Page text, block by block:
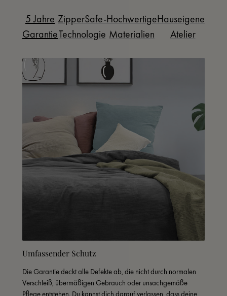
5 Jahre
Garantie
ZipperSafe-
Technologie
Hochwertige
Materialien
Hauseigenes
Atelier
Umfassender Schutz
Die Garantie deckt alle Defekte ab, die nicht durch normalen
Verschleiß, übermäßigen Gebrauch oder unsachgemäße
Pflege entstehen. Du kannst dich darauf verlassen, dass deine